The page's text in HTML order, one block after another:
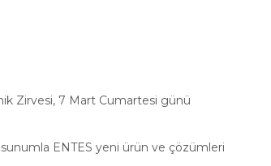
Zirvesi, 7 Mart Cumartesi günü
ENTES yeni ürün ve çözümleri